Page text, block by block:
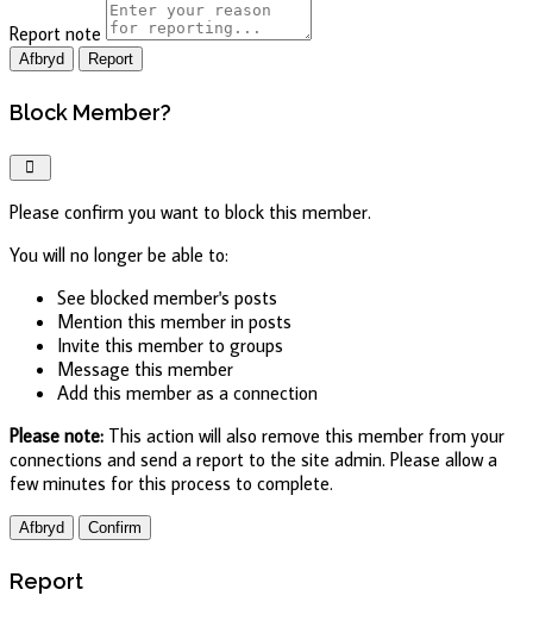
Report note
Report
Block Member?
Please confirm you want to block this member.
You will no longer be able to:
See blocked member's posts
Mention this member in posts
Invite this member to groups
Message this member
Add this member as a connection
Please note: This action will also remove this member from your
connections and send a report to the site admin. Please allow a
few minutes for this process to complete.
Confirm
Report